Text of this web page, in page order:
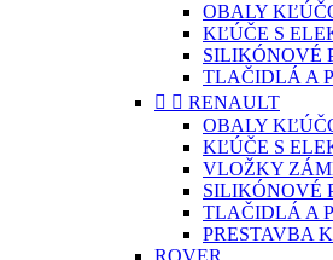
OBALY
KĽÚČE S
SILIKÓNOVÉ
TLAČIDLÁ A
  RENAULT
OBALY
KĽÚČE S
VLOŽKY
SILIKÓNOVÉ
TLAČIDLÁ A
PRESTAVBA
ROVER